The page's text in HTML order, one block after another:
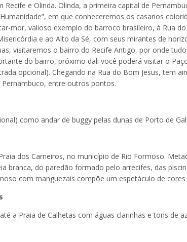
Recife e Olinda. Olinda, a primeira capital de
em que conheceremos os casarios
mor, valioso exemplo do barroco brasileiro, à Rua
e ao Alto da Sé, com seus mirantes de
visitaremos o bairro do Recife Antigo, por onde
do bairro, próximo dali você poderá visitar o
opcional). Chegando na Rua do Bom Jesus, tem
entre outros pontos.
como andar de buggy pelas dunas de Porto de
dos Carneiros, no município de Rio Formoso.
branca, do paredão formado pelo arrecifes, das
com manguezais compõe um espetáculo de cores
a Praia de Calhetas com águas clarinhas e tons de